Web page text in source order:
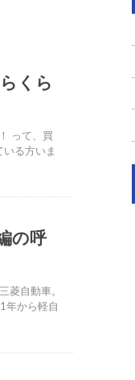
くら
って、買
る方いま
の呼
菱自動車。
年から軽自